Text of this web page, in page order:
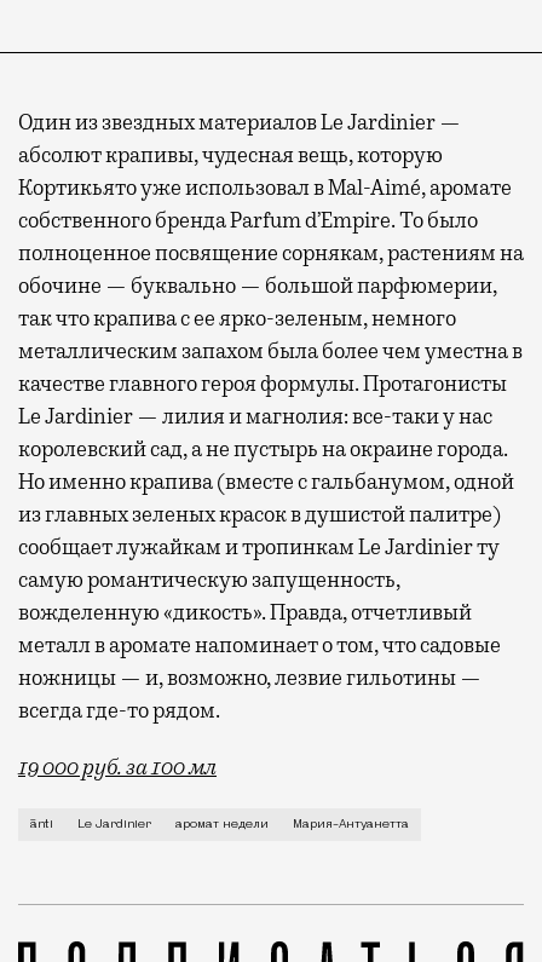
Один из звездных материалов Le Jardinier —
абсолют крапивы, чудесная вещь, которую
Кортикьято уже использовал в Mal-Aimé, аромате
собственного бренда Parfum d’Empire. То было
полноценное посвящение сорнякам, растениям на
обочине — буквально — большой парфюмерии,
так что крапива с ее ярко-зеленым, немного
металлическим запахом была более чем уместна в
качестве главного героя формулы. Протагонисты
Le Jardinier — лилия и магнолия: все-таки у нас
королевский сад, а не пустырь на окраине города.
Но именно крапива (вместе с гальбанумом, одной
из главных зеленых красок в душистой палитре)
сообщает лужайкам и тропинкам Le Jardinier ту
самую романтическую запущенность,
вожделенную «дикость». Правда, отчетливый
металл в аромате напоминает о том, что садовые
ножницы — и, возможно, лезвие гильотины —
всегда где-то рядом.
19 000 руб. за 100 мл
Если попросить знакомого парфманьяка назвать
ānti Le Jardinier аромат недели Мария-Антуанетта